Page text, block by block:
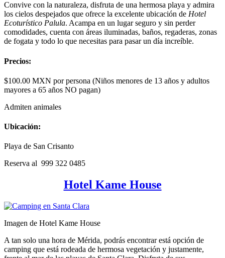
Convive con la naturaleza, disfruta de una hermosa playa y admira
los cielos despejados que ofrece la excelente ubicación de Hotel
Ecoturístico Palula. Acampa en un lugar seguro y sin perder
comodidades, cuenta con áreas iluminadas, baños, regaderas, zonas
de fogata y todo lo que necesitas para pasar un día increíble.
Precios:
$100.00 MXN por persona (Niños menores de 13 años y adultos
mayores a 65 años NO pagan)
Admiten animales
Ubicación:
Playa de San Crisanto
Reserva al 999 322 0485
Hotel Kame House
Imagen de Hotel Kame House
A tan solo una hora de Mérida, podrás encontrar está opción de
camping que está rodeada de hermosa vegetación y justamente,